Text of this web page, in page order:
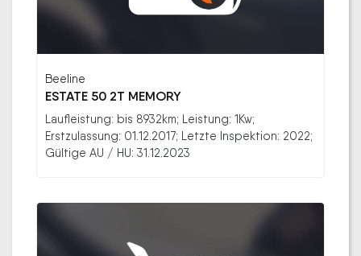
Beeline
ESTATE 50 2T MEMORY
Laufleistung: bis 8932km; Leistung: 1Kw;
Erstzulassung: 01.12.2017; Letzte Inspektion: 2022;
Gültige AU / HU: 31.12.2023